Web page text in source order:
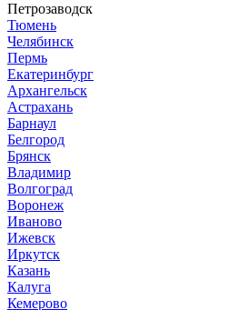
Петрозаводск
Тюмень
Челябинск
Пермь
Екатеринбург
Архангельск
Астрахань
Барнаул
Белгород
Брянск
Владимир
Волгоград
Воронеж
Иваново
Ижевск
Иркутск
Казань
Калуга
Кемерово